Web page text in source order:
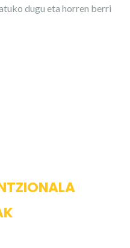
dugu eta horren berri